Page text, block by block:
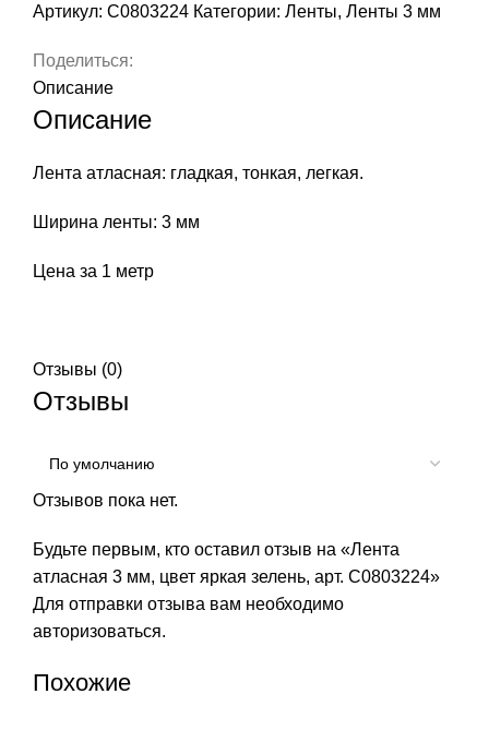
Артикул: С0803224 Категории: Ленты, Ленты 3 мм
Поделиться:
Описание
Описание
Лента атласная: гладкая, тонкая, легкая.
Ширина ленты: 3 мм
Цена за 1 метр
Отзывы (0)
Отзывы
Отзывов пока нет.
Будьте первым, кто оставил отзыв на «Лента
атласная 3 мм, цвет яркая зелень, арт. С0803224»
Для отправки отзыва вам необходимо
авторизоваться.
Похожие